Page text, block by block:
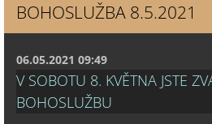
BOHOSLUŽBA 8.5.2021
06.05.2021 09:49
V SOBOTU 8. KVĚTNA JSTE
BOHOSLUŽBU